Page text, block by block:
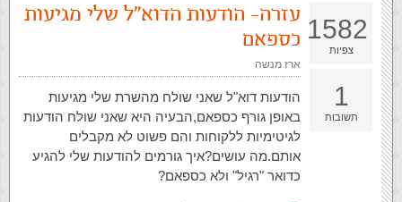
1582
צפיות
1
תשובות
עזרה- הודעות הדוא"ל שלי מגיעות
כספאם
ארז מנשה
הודעות דוא"ל שאני שולח מהשרת שלי מגיעות
באופן גורף כספאם,הבעיה היא שאני שולח הודעות
לגיטימיות ללקוחות והם פשוט לא מקבלים
אותם.מה עושים?איך גורמים להודעות שלי להגיע
כדואר "רגיל" ולא כספאם?